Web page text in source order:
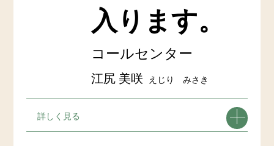
入ります。
コールセンター
江尻 美咲 えじり みさき
詳しく見る